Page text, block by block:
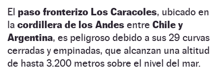
El paso fronterizo Los Caracoles, ubicado en
la cordillera de los Andes entre Chile y
Argentina, es peligroso debido a sus 29 curvas
cerradas y empinadas, que alcanzan una altitud
de hasta 3.200 metros sobre el nivel del mar.